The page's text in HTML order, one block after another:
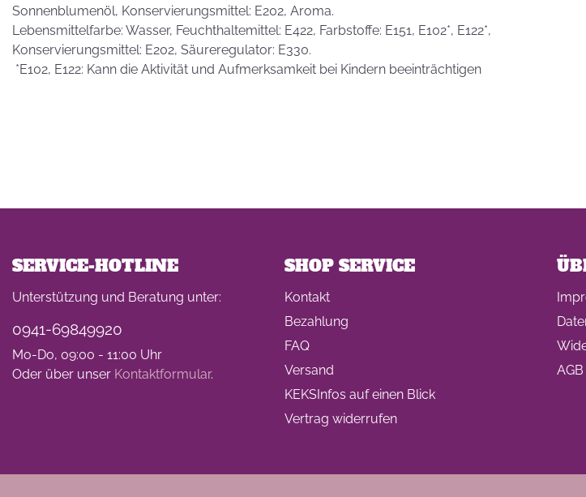
Sonnenblumenöl, Konservierungsmittel: E202, Aroma.
Lebensmittelfarbe: Wasser, Feuchthaltemittel: E422, Farbstoffe: E151, E102*, E122*,
Konservierungsmittel: E202, Säureregulator: E330.
*E102, E122: Kann die Aktivität und Aufmerksamkeit bei Kindern beeinträchtigen
SERVICE-HOTLINE
Unterstützung und Beratung unter:
0941-69849920
Mo-Do, 09:00 - 11:00 Uhr
Oder über unser Kontaktformular.
SHOP SERVICE
Kontakt
Bezahlung
FAQ
Versand
KEKSInfos auf einen Blick
Vertrag widerrufen
AGB